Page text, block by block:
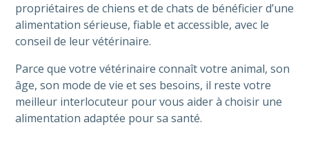
propriétaires de chiens et de chats de bénéficier d’une
alimentation sérieuse, fiable et accessible, avec le
conseil de leur vétérinaire.
Parce que votre vétérinaire connaît votre animal, son
âge, son mode de vie et ses besoins, il reste votre
meilleur interlocuteur pour vous aider à choisir une
alimentation adaptée pour sa santé.